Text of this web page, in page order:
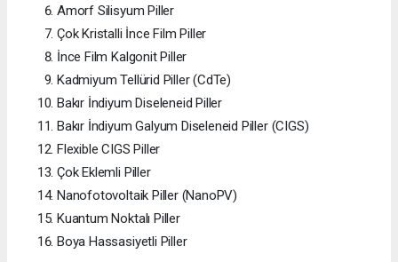
Amorf Silisyum Piller
Çok Kristalli İnce Film Piller
İnce Film Kalgonit Piller
Kadmiyum Tellürid Piller (CdTe)
Bakır İndiyum Diseleneid Piller
Bakır İndiyum Galyum Diseleneid Piller (CIGS)
Flexible CIGS Piller
Çok Eklemli Piller
Nanofotovoltaik Piller (NanoPV)
Kuantum Noktalı Piller
Boya Hassasiyetli Piller